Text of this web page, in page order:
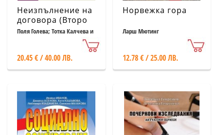
Неизпълнение на
договора (Второ
актуализирано и
Поля Голева; Тотка Калчева и
20.45 € / 40.00 ЛВ.
Норвежка гора
Ларш Мютинг
12.78 € / 25.00 ЛВ.